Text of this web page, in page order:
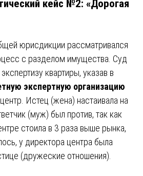
кейс №2: «Дорогая
юрисдикции рассматривался
с разделом имущества. Суд
квартиры, указав в
экспертную организацию
Истец (жена) настаивала на
(муж) был против, так как
стоила в 3 раза выше рынка,
у директора центра была
(дружеские отношения).